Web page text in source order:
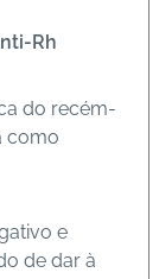
Rh
do recém-
como
e
de dar à